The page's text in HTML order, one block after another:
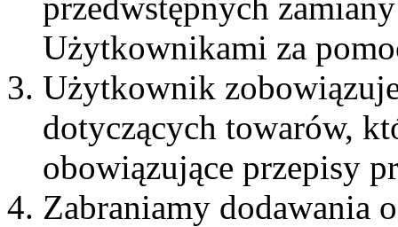
Użytkownikami za
Użytkownik
dotyczących towarów,
obowiązujące przepisy
Zabraniamy dodawania